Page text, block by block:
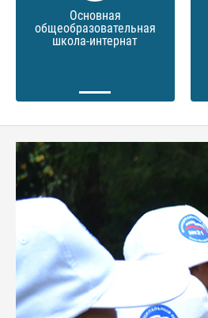
Основная
общеобразовательная
школа-интернат